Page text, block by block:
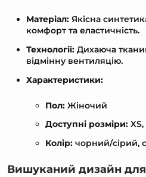
Матеріал: Якісна
комфорт та еластичність.
Технології: Дихаюча
відмінну вентиляцію.
Характеристики:
Пол: Жіночий
Доступні розміри: XS,
Колір: чорний/сірий,
Вишуканий дизайн для